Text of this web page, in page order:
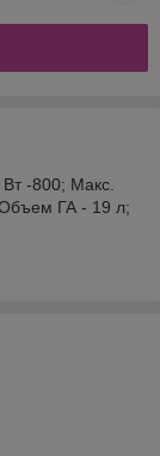
-800; Макс.
ГА - 19 л;